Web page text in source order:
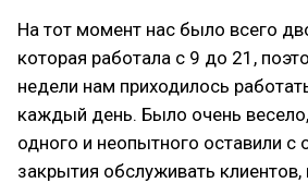
На тот момент нас было всего
которая работала с 9 до 21,
недели нам приходилось
каждый день. Было очень
одного и неопытного оставили с
закрытия обслуживать